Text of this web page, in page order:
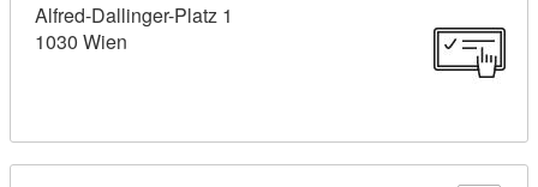
Alfred-Dallinger-Platz 1
1030 Wien